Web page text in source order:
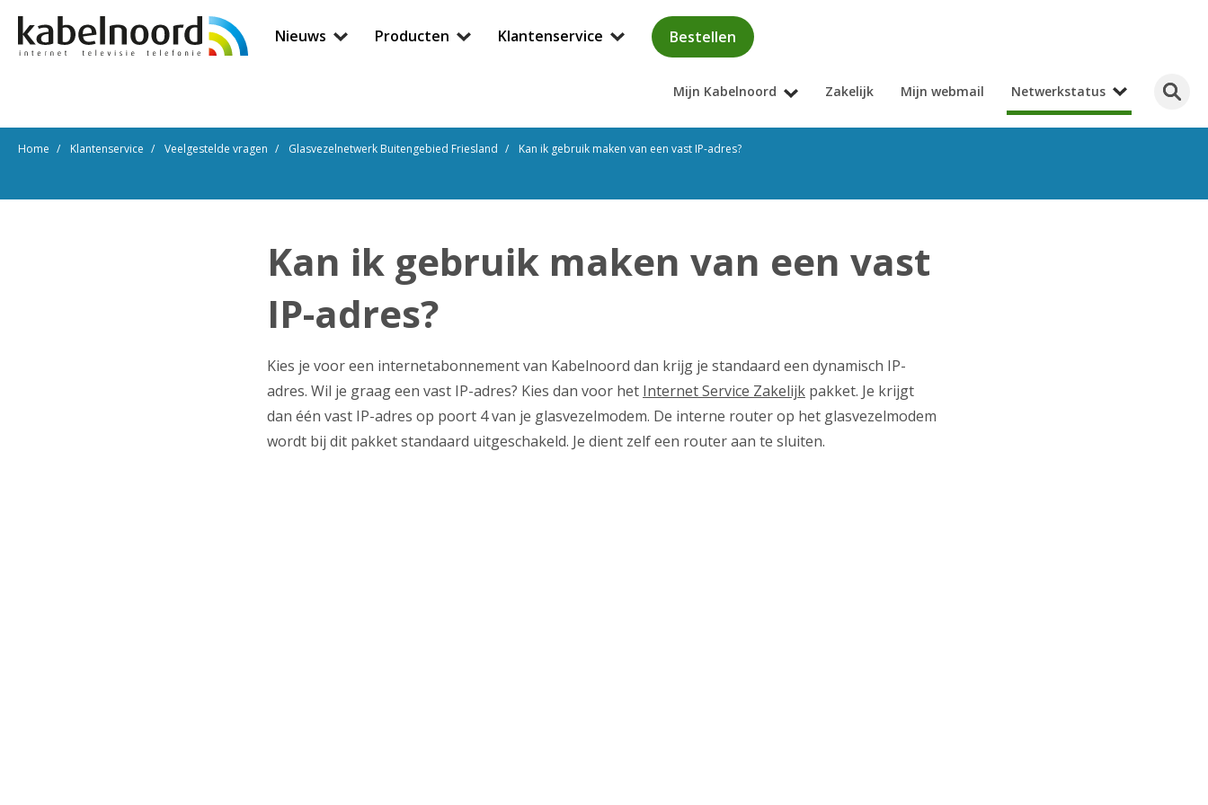
Nieuws Producten Klantenservice Bestellen
Mijn Kabelnoord Zakelijk Mijn webmail Netwerkstatus
Home Klantenservice Veelgestelde vragen Glasvezelnetwerk Buitengebied Friesland Kan ik gebruik maken van een vast IP-adres?
Kan ik gebruik maken van een vast
IP-adres?
Kies je voor een internetabonnement van Kabelnoord dan krijg je standaard een dynamisch IP-
adres. Wil je graag een vast IP-adres? Kies dan voor het Internet Service Zakelijk pakket. Je krijgt
dan één vast IP-adres op poort 4 van je glasvezelmodem. De interne router op het glasvezelmodem
wordt bij dit pakket standaard uitgeschakeld. Je dient zelf een router aan te sluiten.